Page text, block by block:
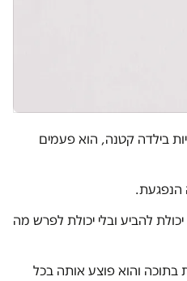
בילדה קטנה, הוא פעמים
הנפגעת.
להביע ובלי יכולת לפרש מה
והוא פוצע אותה בכל